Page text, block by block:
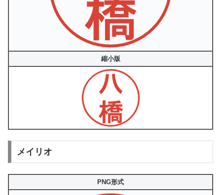
縮小版
メイリオ
PNG形式